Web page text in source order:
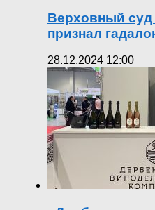
Верховный
признал
28.12.2024 12:00